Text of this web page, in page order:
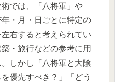
では、「八将軍」や
年・月・日ごとに特定の
右すると考えられてい
・旅行などの参考に用
しかし「八将軍と大陰
優先すべき？」「どう